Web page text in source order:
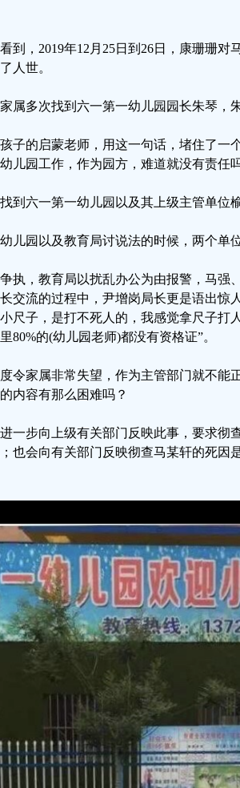
到，2019年12月25日到26日，康珊珊
人世。
属多次找到六一第一幼儿园园长朱琴，
子的启蒙老师，用这一句话，堵住了一
儿园工作，作为园方，难道就没有责任
到六一第一幼儿园以及其上级主管单位
儿园以及教育局讨说法的时候，两个单
执，教育局以扰乱办公为由报警，马强
交流的过程中，尹增岗局长更是语出惊
尺子，是打不死人的，我感觉拿尺子打
80%的(幼儿园老师)都没有资格证”。
令家属非常失望，作为主管部门就不能
内容有那么困难吗？
一步向上级有关部门反映此事，要求彻
也会向有关部门反映彻查马某轩的死因